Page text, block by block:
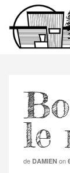
le
de DAMIEN on